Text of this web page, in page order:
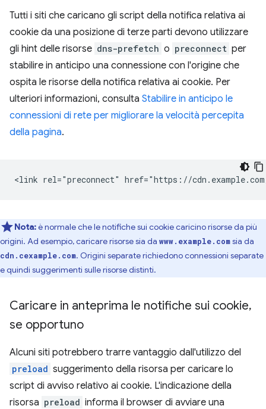
Tutti i siti che caricano gli script della notifica relativa ai
cookie da una posizione di terze parti devono utilizzare
gli hint delle risorse dns-prefetch o preconnect per
stabilire in anticipo una connessione con l'origine che
ospita le risorse della notifica relativa ai cookie. Per
ulteriori informazioni, consulta Stabilire in anticipo le
connessioni di rete per migliorare la velocità percepita
della pagina.
Nota:è normale che le notifiche sui cookie caricino risorse da più
origini. Ad esempio, caricare risorse sia da www.example.comsia da
cdn.cexample.com. Origini separate richiedono connessioni separate
e quindi suggerimenti sulle risorse distinti.
Caricare in anteprima le notifiche sui cookie,
se opportuno
Alcuni siti potrebbero trarre vantaggio dall'utilizzo del
preload suggerimento della risorsa per caricare lo
script di avviso relativo ai cookie. L'indicazione della
risorsa preload informa il browser di avviare una